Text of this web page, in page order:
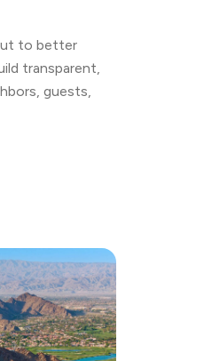
to better
transparent,
guests,